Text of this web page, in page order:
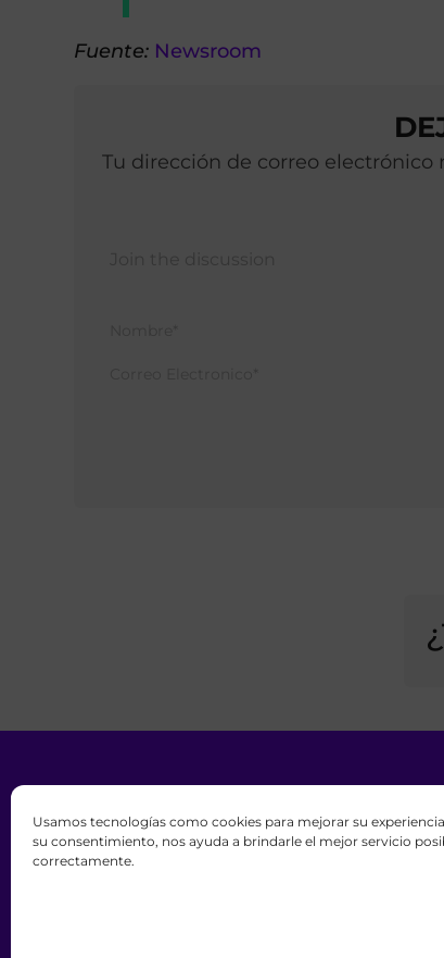
Usamos tecnologías como cookies para mejorar su
su consentimiento, nos ayuda a brindarle el mejor servicio
correctamente.
Fuente: Newsroom
Tu dirección de correo
Todos los derechos